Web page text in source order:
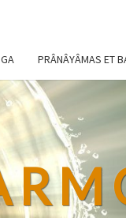
PRÂNÂYÂMAS ET